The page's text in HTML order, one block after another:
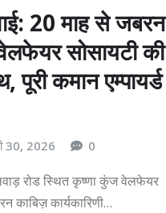
20 माह से जबरन
सोसायटी की
पूरी कमान एम्पायर्ड
30, 2026 0
रोड स्थित कृष्णा कुंज वेलफेयर
काबिज़ कार्यकारिणी…